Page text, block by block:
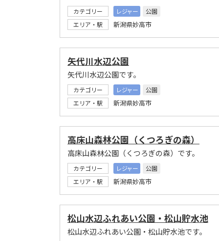
カテゴリー レジャー
公園
エリア・駅
新潟県妙高市
矢代川水辺公園
矢代川水辺公園です。
カテゴリー レジャー
公園
エリア・駅
新潟県妙高市
高床山森林公園（くつろぎの森）
高床山森林公園（くつろぎの森）です。
カテゴリー レジャー
公園
エリア・駅
新潟県妙高市
松山水辺ふれあい公園・松山貯水池
松山水辺ふれあい公園・松山貯水池です。